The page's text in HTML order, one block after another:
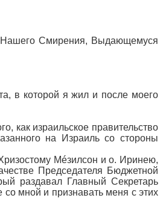
Нашего Смирения, Выдающемуся
в которой я жил и после моего
как израильское правительство
на Израиль со стороны
Мéзилсон и о. Иринею,
Председателя Бюджетной
раздавал Главный Секретарь
мной и признавать меня с этих